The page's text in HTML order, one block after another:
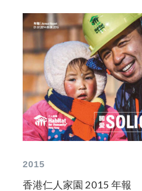
2015
香港仁人家園 2015 年報